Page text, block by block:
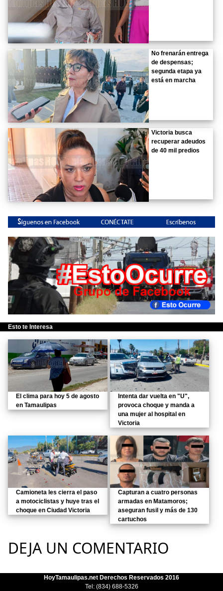
No frenarán entrega
de despensas;
segunda etapa ya
está en marcha
Victoria busca
recuperar adeudos
de 40 mil predios
Esto te Interesa
El clima para hoy 5 de agosto
en Tamaulipas
Intenta dar vuelta en "U",
provoca choque y manda a
una mujer al hospital en
Victoria
Camioneta les cierra el paso
a motociclistas y huye tras el
choque en Ciudad Victoria
Capturan a cuatro personas
armadas en Matamoros;
aseguran fusil y más de 130
cartuchos
DEJA UN COMENTARIO
HoyTamaulipas.net Derechos Reservados 2016
Tel: (834) 688-5326